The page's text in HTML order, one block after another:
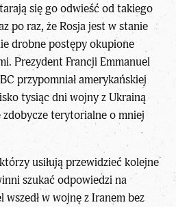
się go odwieść od takiego
po raz, że Rosja jest w stanie
drobne postępy okupione
Prezydent Francji Emmanuel
przypomniał amerykańskiej
tysiąc dni wojny z Ukrainą
zdobycze terytorialne o mniej
usiłują przewidzieć kolejne
szukać odpowiedzi na
wszedł w wojnę z Iranem bez